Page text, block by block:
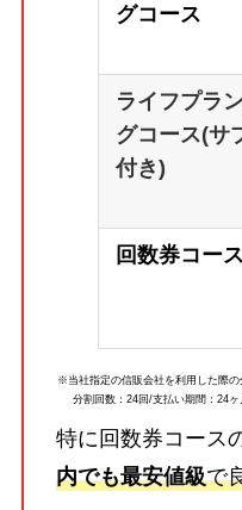
グコース
ライフプラ
グコース(サ
付き)
回数券コース
※当社指定の信販会社を利用した際の
分割回数：24回/支払い期間：24
特に回数券コース
内でも最安値級で